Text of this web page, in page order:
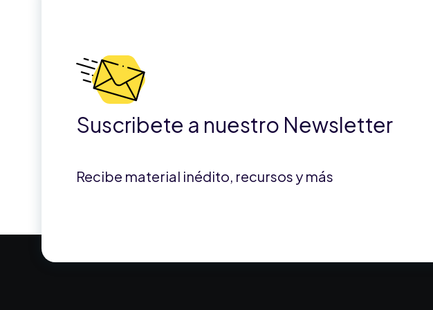
Suscribete a nuestro Newsletter
Recibe material inédito, recursos y más